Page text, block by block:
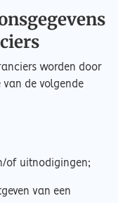
worden door
van de volgende
of uitnodigingen;
van een